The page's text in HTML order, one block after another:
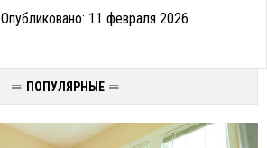
ПОПУЛЯРНЫЕ
Опубликовано: 11 февраля 2026